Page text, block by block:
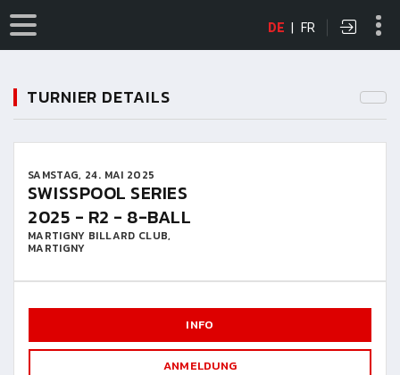
DE | FR
TURNIER DETAILS
SAMSTAG, 24. MAI 2025
SWISSPOOL SERIES
2025 - R2 - 8-BALL
MARTIGNY BILLARD CLUB,
MARTIGNY
INFO
ANMELDUNG